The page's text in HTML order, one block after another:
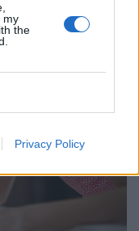
my
the
Privacy Policy